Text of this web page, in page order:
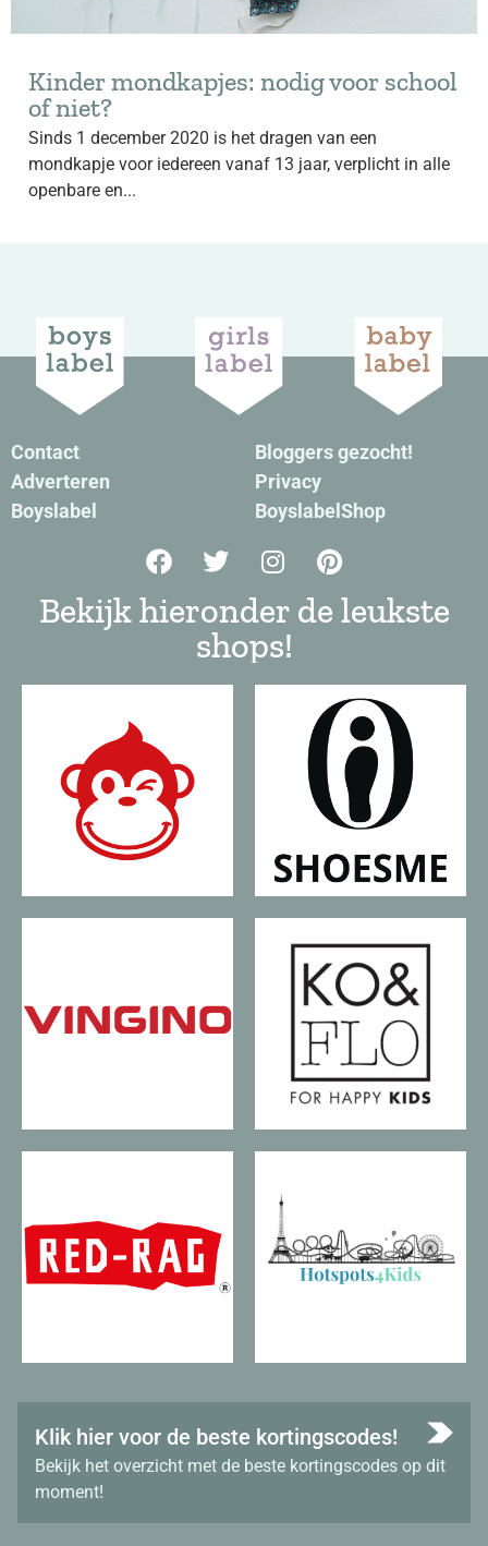
Kinder mondkapjes: nodig voor school
of niet?
Sinds 1 december 2020 is het dragen van een
mondkapje voor iedereen vanaf 13 jaar, verplicht in alle
openbare en...
Contact
Adverteren
Boyslabel
Bloggers gezocht!
Privacy
BoyslabelShop
Bekijk hieronder de leukste
shops!
Klik hier voor de beste kortingscodes!
Bekijk het overzicht met de beste kortingscodes op dit
moment!